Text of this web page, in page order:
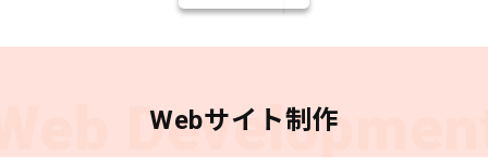
Webサイト制作